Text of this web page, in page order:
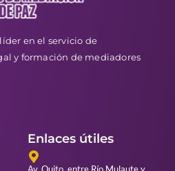
en el servicio de
y formación de mediadores
Enlaces útiles